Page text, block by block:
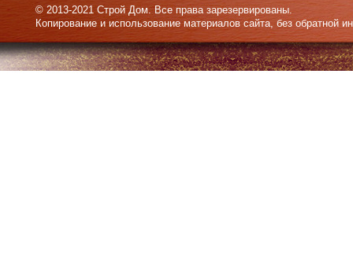
© 2013-2021 Строй Дом. Все права зарезервированы.
Копирование и использование материалов сайта, без обратной